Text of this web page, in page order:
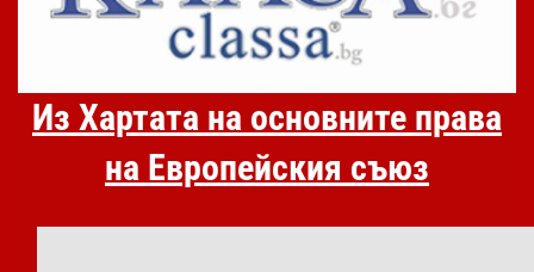
Из Хартата на основните права
на Европейския съюз